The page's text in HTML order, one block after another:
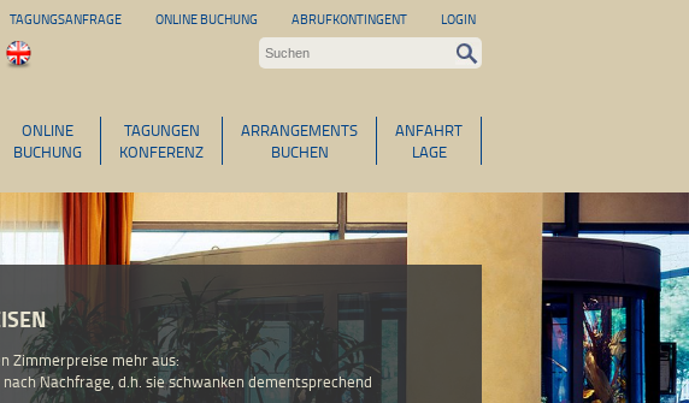
TAGUNGSANFRAGE ONLINE BUCHUNG ABRUFKONTINGENT LOGIN
ANFAHRT
LAGE
ARRANGEMENTS
BUCHEN
TAGUNGEN
KONFERENZ
ONLINE
BUCHUNG
Zimmerpreise mehr aus:
Nachfrage, d.h. sie schwanken dementsprechend